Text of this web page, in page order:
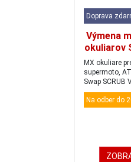
Doprava
Výmena
okuliarov
čierna/
MX okuliare
supermoto,
Swap SCRUB
by mal...
Na odber do